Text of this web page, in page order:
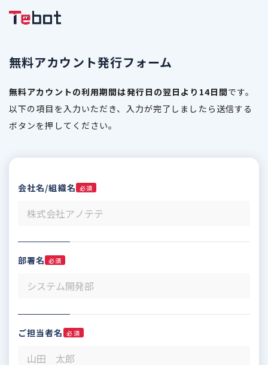
無料アカウント発行フォーム
無料アカウントの利用期間は発行日の翌日より14日間です。
以下の項目を入力いただき、入力が完了しましたら送信する
ボタンを押してください。
会社名/組織名 必須
部署名 必須
ご担当者名 必須